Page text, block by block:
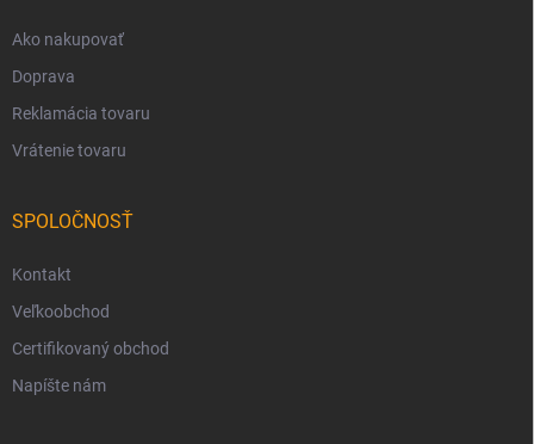
Ako nakupovať
Doprava
Reklamácia tovaru
Vrátenie tovaru
SPOLOČNOSŤ
Kontakt
Veľkoobchod
Certifikovaný obchod
Napíšte nám